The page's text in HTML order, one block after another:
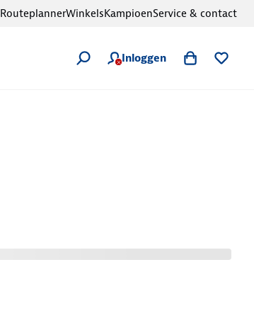
Inloggen
RouteplannerWinkelsKampioenService & contact